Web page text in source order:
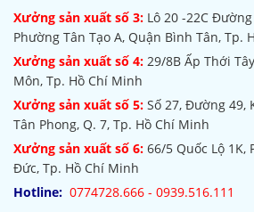
Xưởng sản xuất số 3: Lô 20 -22C
Phường Tân Tạo A, Quận Bình Tân, Tp.
Xưởng sản xuất số 4: 29/8B Ấp Thới
Môn, Tp. Hồ Chí Minh
Xưởng sản xuất số 5: Số 27, Đường 49,
Tân Phong, Q. 7, Tp. Hồ Chí Minh
Xưởng sản xuất số 6: 66/5 Quốc Lộ 1K,
Đức, Tp. Hồ Chí Minh
Hotline: 0774728.666 - 0939.516.111